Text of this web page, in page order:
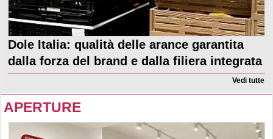
Dole Italia: qualità delle arance garantita
dalla forza del brand e dalla filiera integrata
Vedi tutte
APERTURE